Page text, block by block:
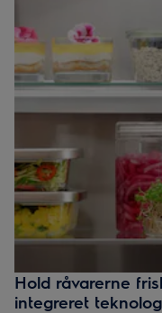
Hold råvarerne
integreret